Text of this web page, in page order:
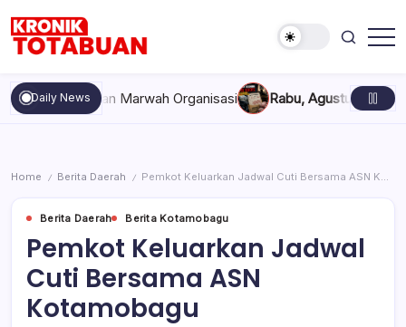
content
Totabuan
hari
ini
Kronik
Daily News
dan Marwah Organisasi Rabu, Agustus 5, 2026 ,
Home / Berita Daerah / Pemkot Keluarkan Jadwal Cuti Bersama ASN Kotamobagu
Berita Daerah Berita Kotamobagu
Pemkot Keluarkan Jadwal
Cuti Bersama ASN
Kotamobagu